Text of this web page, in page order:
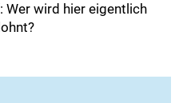
Wer wird hier eigentlich